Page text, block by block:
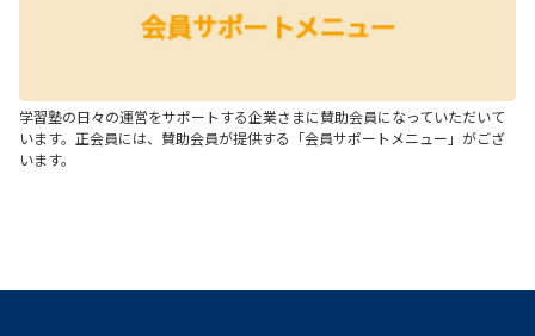
学習塾の日々の運営をサポートする企業さまに賛助会員になっていただいて
います。正会員には、賛助会員が提供する「会員サポートメニュー」がござ
います。